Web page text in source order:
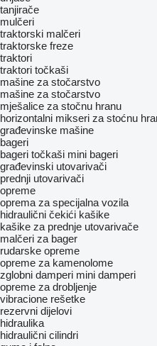
tanjirače
mulčeri
traktorski malčeri
traktorske freze
traktori
traktori točkaši
mašine za stočarstvo
mašine za stočarstvo
mješalice za stočnu hranu
horizontalni mikseri za stoćnu
građevinske mašine
bageri
bageri točkaši mini bageri
građevinski utovarivači
prednji utovarivači
opreme
oprema za specijalna vozila
hidraulični čekići kašike
kašike za prednje utovarivače
malčeri za bager
rudarske opreme
opreme za kamenolome
zglobni damperi mini damperi
opreme za drobljenje
vibracione rešetke
rezervni dijelovi
hidraulika
hidraulični cilindri